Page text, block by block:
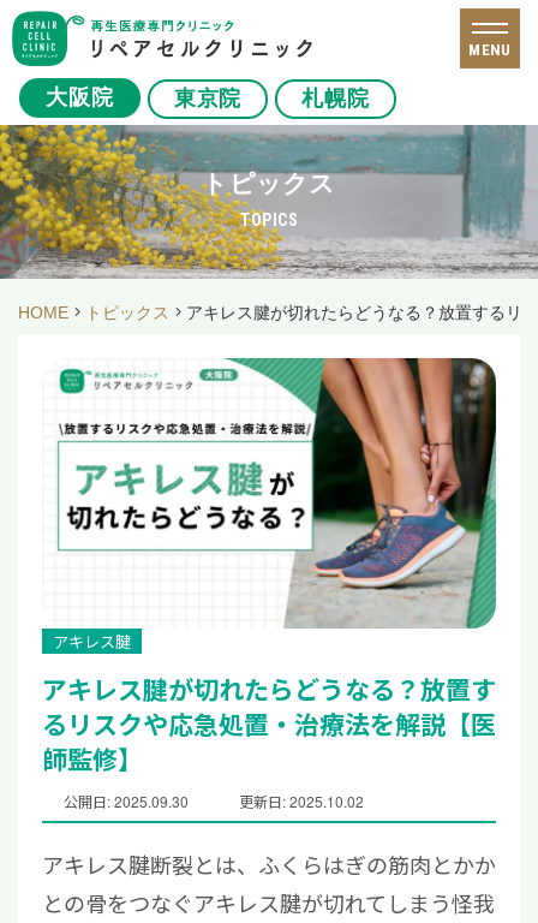
大阪院 東京院 札幌院
MENU
トピックス
TOPICS
HOME トピックス アキレス腱が切れたらどうなる？放置するリ
アキレス腱
アキレス腱が切れたらどうなる？放置す
るリスクや応急処置・治療法を解説【医
師監修】
公開日: 2025.09.30 更新日: 2025.10.02
アキレス腱断裂とは、ふくらはぎの筋肉とかか
との骨をつなぐアキレス腱が切れてしまう怪我